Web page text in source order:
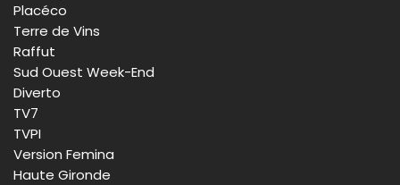
Placéco
Terre de Vins
Raffut
Sud Ouest Week-End
Diverto
TV7
TVPI
Version Femina
Haute Gironde